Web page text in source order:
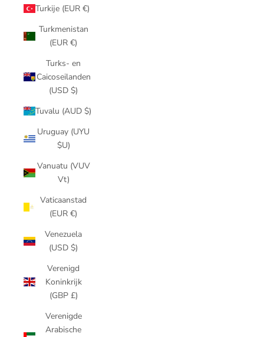
Turkije (EUR €)
Turkmenistan
(EUR €)
Turks- en
Caicoseilanden
(USD $)
Tuvalu (AUD $)
Uruguay (UYU
$U)
Vanuatu (VUV
Vt)
Vaticaanstad
(EUR €)
Venezuela
(USD $)
Verenigd
Koninkrijk
(GBP £)
Verenigde
Arabische